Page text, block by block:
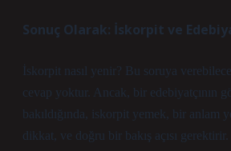
Sonuç Olarak: İskorpit ve
İskorpit nasıl yenir? Bu soruya
cevap yoktur. Ancak, bir edebiyatçının
bakıldığında, iskorpit yemek, bir anlam
dikkat, ve doğru bir bakış açısı gerektirir.